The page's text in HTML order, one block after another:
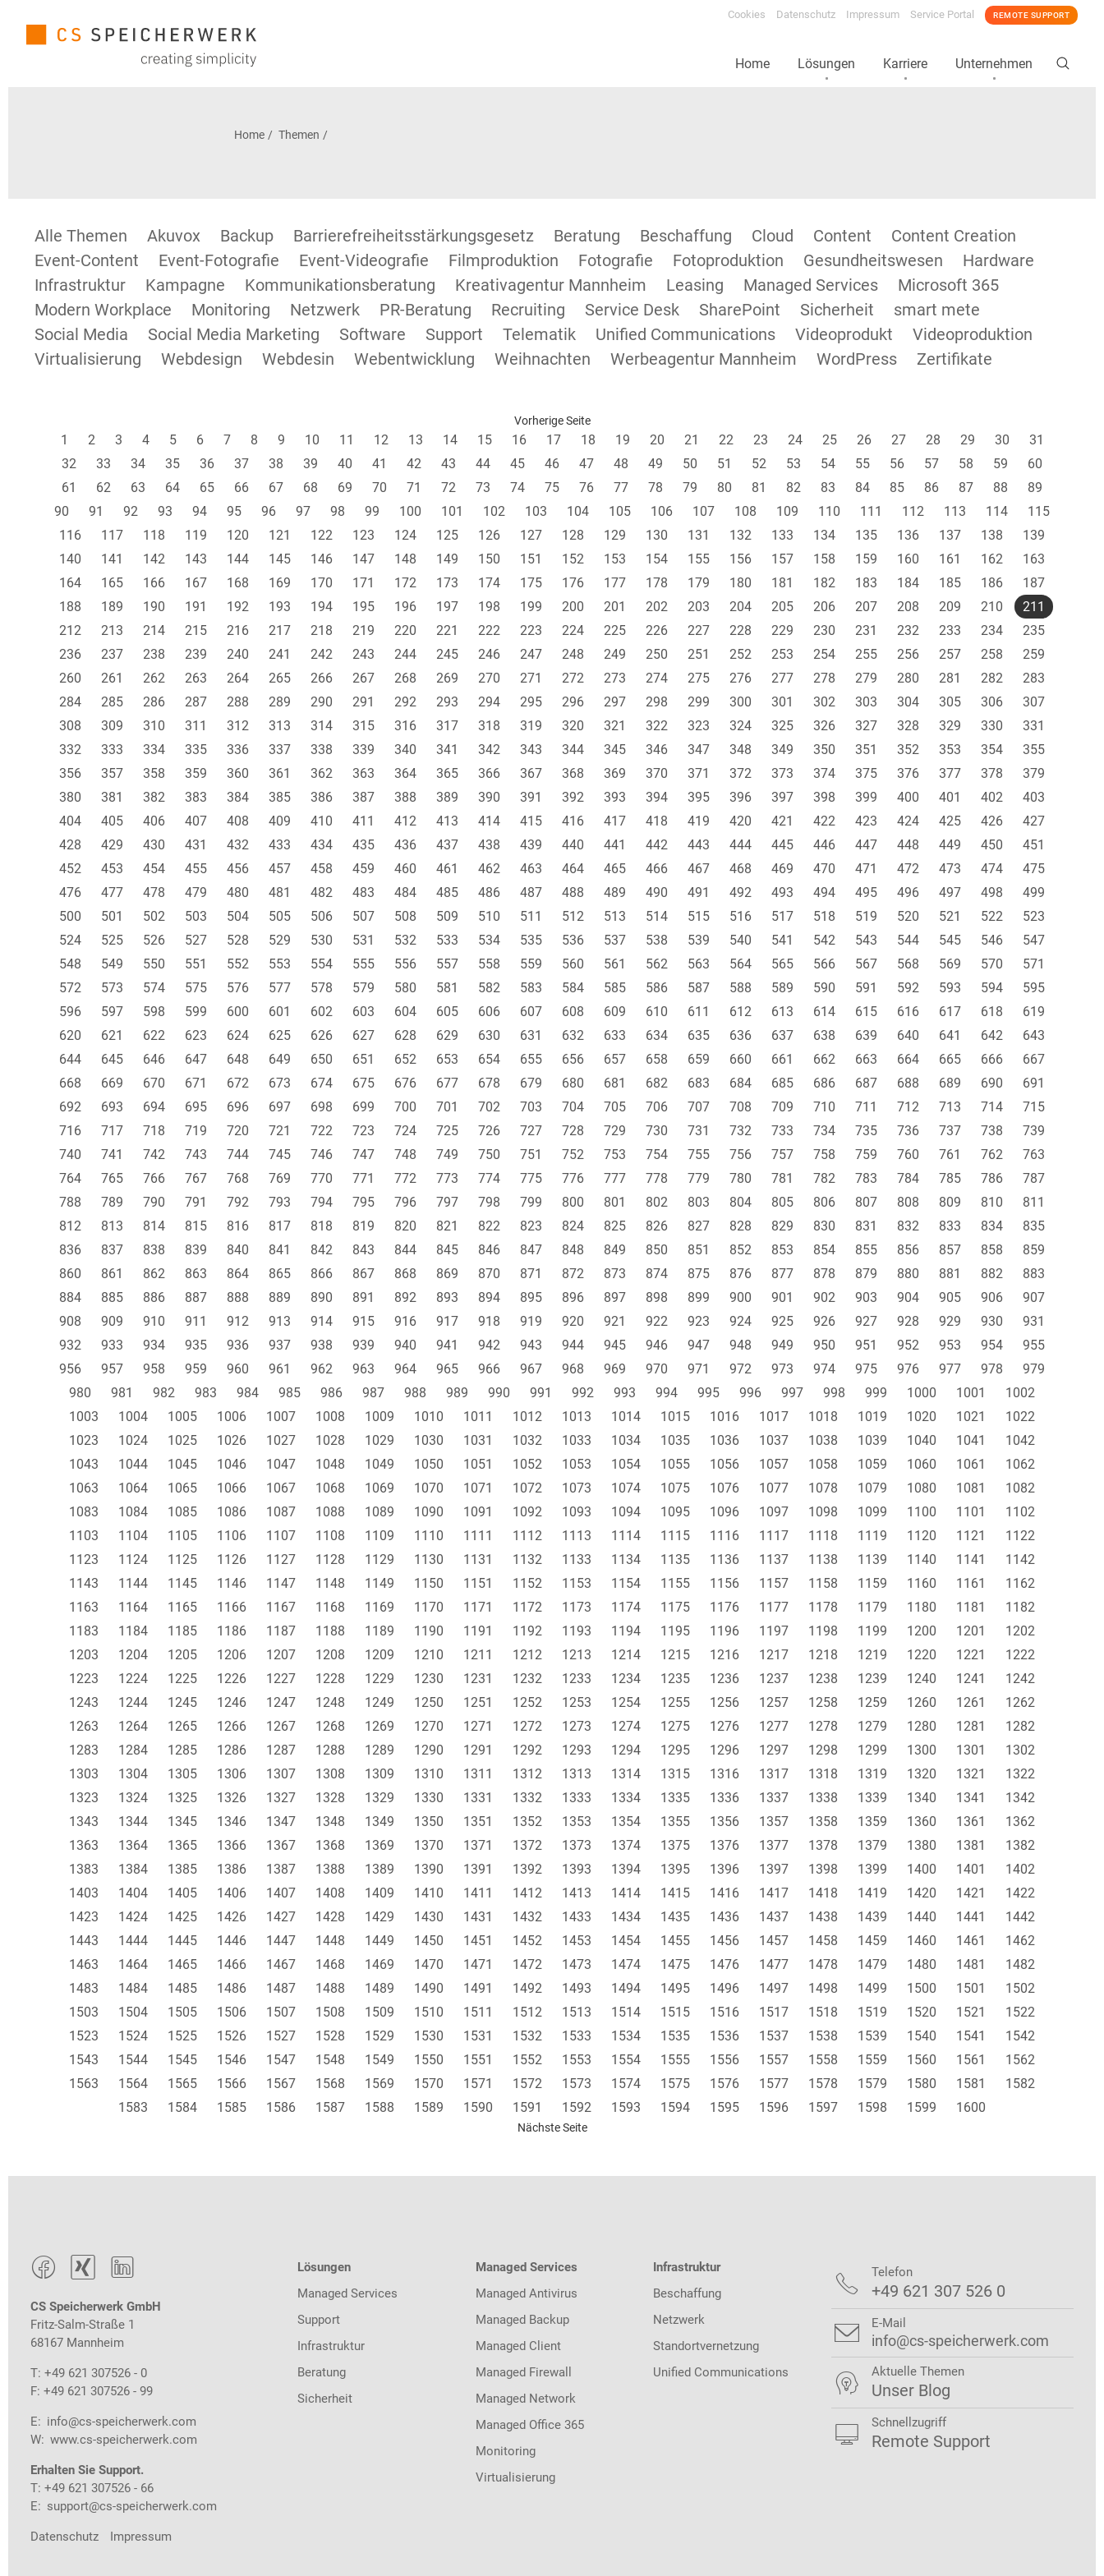
Cookies Datenschutz Impressum Service Portal REMOTE SUPPORT
Home Lösungen Karriere Unternehmen
Home Themen
Alle Themen Akuvox Backup Barrierefreiheitsstärkungsgesetz Beratung Beschaffung Cloud Content
Content Creation
Event-Content
Event-Fotografie Event-Videografie Filmproduktion Fotografie Fotoproduktion Gesundheitswesen
Hardware
Infrastruktur
Kampagne Kommunikationsberatung Kreativagentur Mannheim Leasing Managed Services
Microsoft 365
Modern Workplace
Monitoring Netzwerk PR-Beratung Recruiting Service Desk SharePoint Sicherheit
smart mete
Social Media
Social Media Marketing Software Support Telematik Unified Communications Videoprodukt
Videoproduktion
Virtualisierung
Webdesign Webdesin Webentwicklung Weihnachten Werbeagentur Mannheim WordPress Zertifikate
Vorherige Seite
1 2 3 4 5 6 7 8 9 10 11 12 13 14 15 16 17 18 19 20 21 22 23 24 25 26 27 28 29 30
31
32
33 34 35 36 37 38 39 40 41 42 43 44 45 46 47 48 49 50 51 52 53 54 55 56 57 58 59
60
61
62 63 64 65 66 67 68 69 70 71 72 73 74 75 76 77 78 79 80 81 82 83 84 85 86 87 88
89
90
91 92 93 94 95 96 97 98 99 100 101 102 103 104 105 106 107 108 109 110 111 112 113 114
115
116
117 118 119 120 121 122 123 124 125 126 127 128 129 130 131 132 133 134 135 136 137 138
139
140
141 142 143 144 145 146 147 148 149 150 151 152 153 154 155 156 157 158 159 160 161 162
163
164
165 166 167 168 169 170 171 172 173 174 175 176 177 178 179 180 181 182 183 184 185 186
187
188
189 190 191 192 193 194 195 196 197 198 199 200 201 202 203 204 205 206 207 208 209 210
211
212
213 214 215 216 217 218 219 220 221 222 223 224 225 226 227 228 229 230 231 232 233 234
235
236
237 238 239 240 241 242 243 244 245 246 247 248 249 250 251 252 253 254 255 256 257 258
259
260
261 262 263 264 265 266 267 268 269 270 271 272 273 274 275 276 277 278 279 280 281 282
283
284
285 286 287 288 289 290 291 292 293 294 295 296 297 298 299 300 301 302 303 304 305 306
307
308
309 310 311 312 313 314 315 316 317 318 319 320 321 322 323 324 325 326 327 328 329 330
331
332
333 334 335 336 337 338 339 340 341 342 343 344 345 346 347 348 349 350 351 352 353 354
355
356
357 358 359 360 361 362 363 364 365 366 367 368 369 370 371 372 373 374 375 376 377 378
379
380
381 382 383 384 385 386 387 388 389 390 391 392 393 394 395 396 397 398 399 400 401 402
403
404
405 406 407 408 409 410 411 412 413 414 415 416 417 418 419 420 421 422 423 424 425 426
427
428
429 430 431 432 433 434 435 436 437 438 439 440 441 442 443 444 445 446 447 448 449 450
451
452
453 454 455 456 457 458 459 460 461 462 463 464 465 466 467 468 469 470 471 472 473 474
475
476
477 478 479 480 481 482 483 484 485 486 487 488 489 490 491 492 493 494 495 496 497 498
499
500
501 502 503 504 505 506 507 508 509 510 511 512 513 514 515 516 517 518 519 520 521 522
523
524
525 526 527 528 529 530 531 532 533 534 535 536 537 538 539 540 541 542 543 544 545 546
547
548
549 550 551 552 553 554 555 556 557 558 559 560 561 562 563 564 565 566 567 568 569 570
571
572
573 574 575 576 577 578 579 580 581 582 583 584 585 586 587 588 589 590 591 592 593 594
595
596
597 598 599 600 601 602 603 604 605 606 607 608 609 610 611 612 613 614 615 616 617 618
619
620
621 622 623 624 625 626 627 628 629 630 631 632 633 634 635 636 637 638 639 640 641 642
643
644
645 646 647 648 649 650 651 652 653 654 655 656 657 658 659 660 661 662 663 664 665 666
667
668
669 670 671 672 673 674 675 676 677 678 679 680 681 682 683 684 685 686 687 688 689 690
691
692
693 694 695 696 697 698 699 700 701 702 703 704 705 706 707 708 709 710 711 712 713 714
715
716
717 718 719 720 721 722 723 724 725 726 727 728 729 730 731 732 733 734 735 736 737 738
739
740
741 742 743 744 745 746 747 748 749 750 751 752 753 754 755 756 757 758 759 760 761 762
763
764
765 766 767 768 769 770 771 772 773 774 775 776 777 778 779 780 781 782 783 784 785 786
787
788
789 790 791 792 793 794 795 796 797 798 799 800 801 802 803 804 805 806 807 808 809 810
811
812
813 814 815 816 817 818 819 820 821 822 823 824 825 826 827 828 829 830 831 832 833 834
835
836
837 838 839 840 841 842 843 844 845 846 847 848 849 850 851 852 853 854 855 856 857 858
859
860
861 862 863 864 865 866 867 868 869 870 871 872 873 874 875 876 877 878 879 880 881 882
883
884
885 886 887 888 889 890 891 892 893 894 895 896 897 898 899 900 901 902 903 904 905 906
907
908
909 910 911 912 913 914 915 916 917 918 919 920 921 922 923 924 925 926 927 928 929 930
931
932
933 934 935 936 937 938 939 940 941 942 943 944 945 946 947 948 949 950 951 952 953 954
955
956
957 958 959 960 961 962 963 964 965 966 967 968 969 970 971 972 973 974 975 976 977 978
979
980
981 982 983 984 985 986 987 988 989 990 991 992 993 994 995 996 997 998 999 1000 1001
1002
1003
1004 1005 1006 1007 1008 1009 1010 1011 1012 1013 1014 1015 1016 1017 1018 1019 1020 1021
1022
1023
1024 1025 1026 1027 1028 1029 1030 1031 1032 1033 1034 1035 1036 1037 1038 1039 1040 1041
1042
1043
1044 1045 1046 1047 1048 1049 1050 1051 1052 1053 1054 1055 1056 1057 1058 1059 1060 1061
1062
1063
1064 1065 1066 1067 1068 1069 1070 1071 1072 1073 1074 1075 1076 1077 1078 1079 1080 1081
1082
1083
1084 1085 1086 1087 1088 1089 1090 1091 1092 1093 1094 1095 1096 1097 1098 1099 1100 1101
1102
1103
1104 1105 1106 1107 1108 1109 1110 1111 1112 1113 1114 1115 1116 1117 1118 1119 1120 1121
1122
1123
1124 1125 1126 1127 1128 1129 1130 1131 1132 1133 1134 1135 1136 1137 1138 1139 1140 1141
1142
1143
1144 1145 1146 1147 1148 1149 1150 1151 1152 1153 1154 1155 1156 1157 1158 1159 1160 1161
1162
1163
1164 1165 1166 1167 1168 1169 1170 1171 1172 1173 1174 1175 1176 1177 1178 1179 1180 1181
1182
1183
1184 1185 1186 1187 1188 1189 1190 1191 1192 1193 1194 1195 1196 1197 1198 1199 1200 1201
1202
1203
1204 1205 1206 1207 1208 1209 1210 1211 1212 1213 1214 1215 1216 1217 1218 1219 1220 1221
1222
1223
1224 1225 1226 1227 1228 1229 1230 1231 1232 1233 1234 1235 1236 1237 1238 1239 1240 1241
1242
1243
1244 1245 1246 1247 1248 1249 1250 1251 1252 1253 1254 1255 1256 1257 1258 1259 1260 1261
1262
1263
1264 1265 1266 1267 1268 1269 1270 1271 1272 1273 1274 1275 1276 1277 1278 1279 1280 1281
1282
1283
1284 1285 1286 1287 1288 1289 1290 1291 1292 1293 1294 1295 1296 1297 1298 1299 1300 1301
1302
1303
1304 1305 1306 1307 1308 1309 1310 1311 1312 1313 1314 1315 1316 1317 1318 1319 1320 1321
1322
1323
1324 1325 1326 1327 1328 1329 1330 1331 1332 1333 1334 1335 1336 1337 1338 1339 1340 1341
1342
1343
1344 1345 1346 1347 1348 1349 1350 1351 1352 1353 1354 1355 1356 1357 1358 1359 1360 1361
1362
1363
1364 1365 1366 1367 1368 1369 1370 1371 1372 1373 1374 1375 1376 1377 1378 1379 1380 1381
1382
1383
1384 1385 1386 1387 1388 1389 1390 1391 1392 1393 1394 1395 1396 1397 1398 1399 1400 1401
1402
1403
1404 1405 1406 1407 1408 1409 1410 1411 1412 1413 1414 1415 1416 1417 1418 1419 1420 1421
1422
1423
1424 1425 1426 1427 1428 1429 1430 1431 1432 1433 1434 1435 1436 1437 1438 1439 1440 1441
1442
1443
1444 1445 1446 1447 1448 1449 1450 1451 1452 1453 1454 1455 1456 1457 1458 1459 1460 1461
1462
1463
1464 1465 1466 1467 1468 1469 1470 1471 1472 1473 1474 1475 1476 1477 1478 1479 1480 1481
1482
1483
1484 1485 1486 1487 1488 1489 1490 1491 1492 1493 1494 1495 1496 1497 1498 1499 1500 1501
1502
1503
1504 1505 1506 1507 1508 1509 1510 1511 1512 1513 1514 1515 1516 1517 1518 1519 1520 1521
1522
1523
1524 1525 1526 1527 1528 1529 1530 1531 1532 1533 1534 1535 1536 1537 1538 1539 1540 1541
1542
1543
1544 1545 1546 1547 1548 1549 1550 1551 1552 1553 1554 1555 1556 1557 1558 1559 1560 1561
1562
1563
1564 1565 1566 1567 1568 1569 1570 1571 1572 1573 1574 1575 1576 1577 1578 1579 1580 1581
1582
1583
1584 1585 1586 1587 1588 1589 1590 1591 1592 1593 1594 1595 1596 1597 1598 1599 1600
Nächste Seite
  
CS Speicherwerk GmbH
Fritz-Salm-Straße 1
68167 Mannheim
T: +49 621 307526 - 0
F: +49 621 307526 - 99
E: info@cs-speicherwerk.com
W: www.cs-speicherwerk.com
Erhalten Sie Support.
T: +49 621 307526 - 66
E: support@cs-speicherwerk.com
Datenschutz Impressum
Lösungen
Managed Services
Support
Infrastruktur
Beratung
Sicherheit
Managed Services
Managed Antivirus
Managed Backup
Managed Client
Managed Firewall
Managed Network
Managed Office 365
Monitoring
Virtualisierung
Infrastruktur
Beschaffung
Netzwerk
Standortvernetzung
Unified Communications
 Telefon
+49 621 307 526 0
 E-Mail
info@cs-speicherwerk.com
 Aktuelle Themen
Unser Blog
 Schnellzugriff
Remote Support